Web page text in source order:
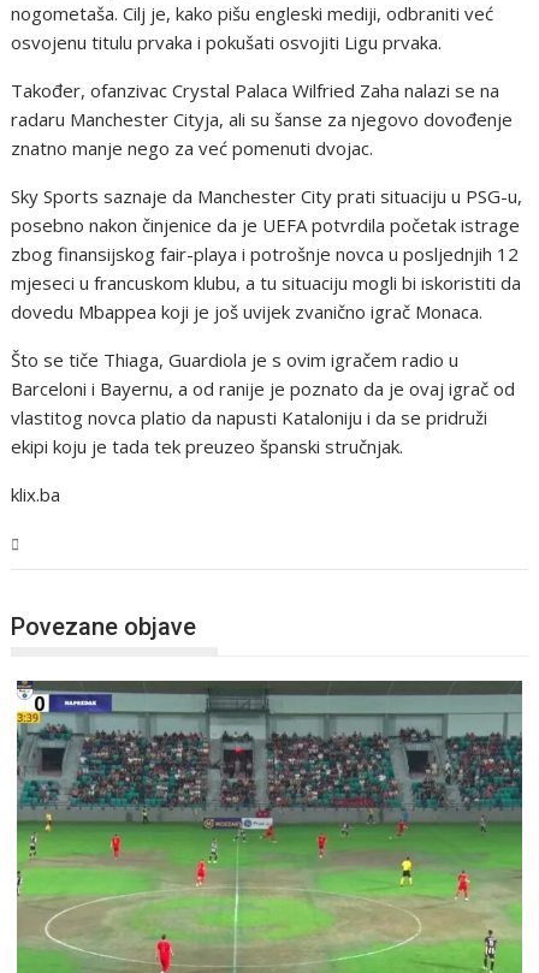
nogometaša. Cilj je, kako pišu engleski mediji, odbraniti već
osvojenu titulu prvaka i pokušati osvojiti Ligu prvaka.
Također, ofanzivac Crystal Palaca Wilfried Zaha nalazi se na
radaru Manchester Cityja, ali su šanse za njegovo dovođenje
znatno manje nego za već pomenuti dvojac.
Sky Sports saznaje da Manchester City prati situaciju u PSG-u,
posebno nakon činjenice da je UEFA potvrdila početak istrage
zbog finansijskog fair-playa i potrošnje novca u posljednjih 12
mjeseci u francuskom klubu, a tu situaciju mogli bi iskoristiti da
dovedu Mbappea koji je još uvijek zvanično igrač Monaca.
Što se tiče Thiaga, Guardiola je s ovim igračem radio u
Barceloni i Bayernu, a od ranije je poznato da je ovaj igrač od
vlastitog novca platio da napusti Kataloniju i da se pridruži
ekipi koju je tada tek preuzeo španski stručnjak.
klix.ba
Povezane objave